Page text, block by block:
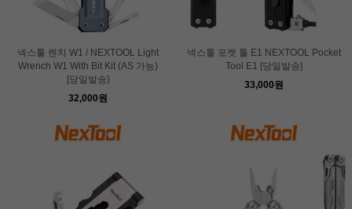
넥스툴 렌치 W1 / NEXTOOL Light
Wrench W1 With Bit Kit (AS 가능)
[당일발송}
32,000원
넥스툴 포켓 툴 E1 NEXTOOL Pocket
Tool E1 [당일발송]
33,000원